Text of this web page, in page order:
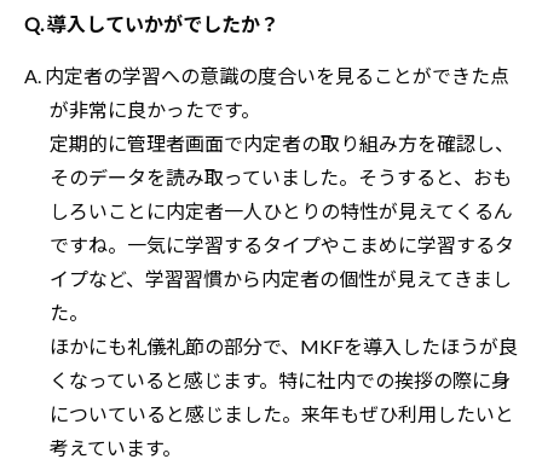
Q. 導入していかがでしたか？
A. 内定者の学習への意識の度合いを見ることができた点
が非常に良かったです。
定期的に管理者画面で内定者の取り組み方を確認し、
そのデータを読み取っていました。そうすると、おも
しろいことに内定者一人ひとりの特性が見えてくるん
ですね。一気に学習するタイプやこまめに学習するタ
イプなど、学習習慣から内定者の個性が見えてきまし
た。
ほかにも礼儀礼節の部分で、MKFを導入したほうが良
くなっていると感じます。特に社内での挨拶の際に身
についていると感じました。来年もぜひ利用したいと
考えています。